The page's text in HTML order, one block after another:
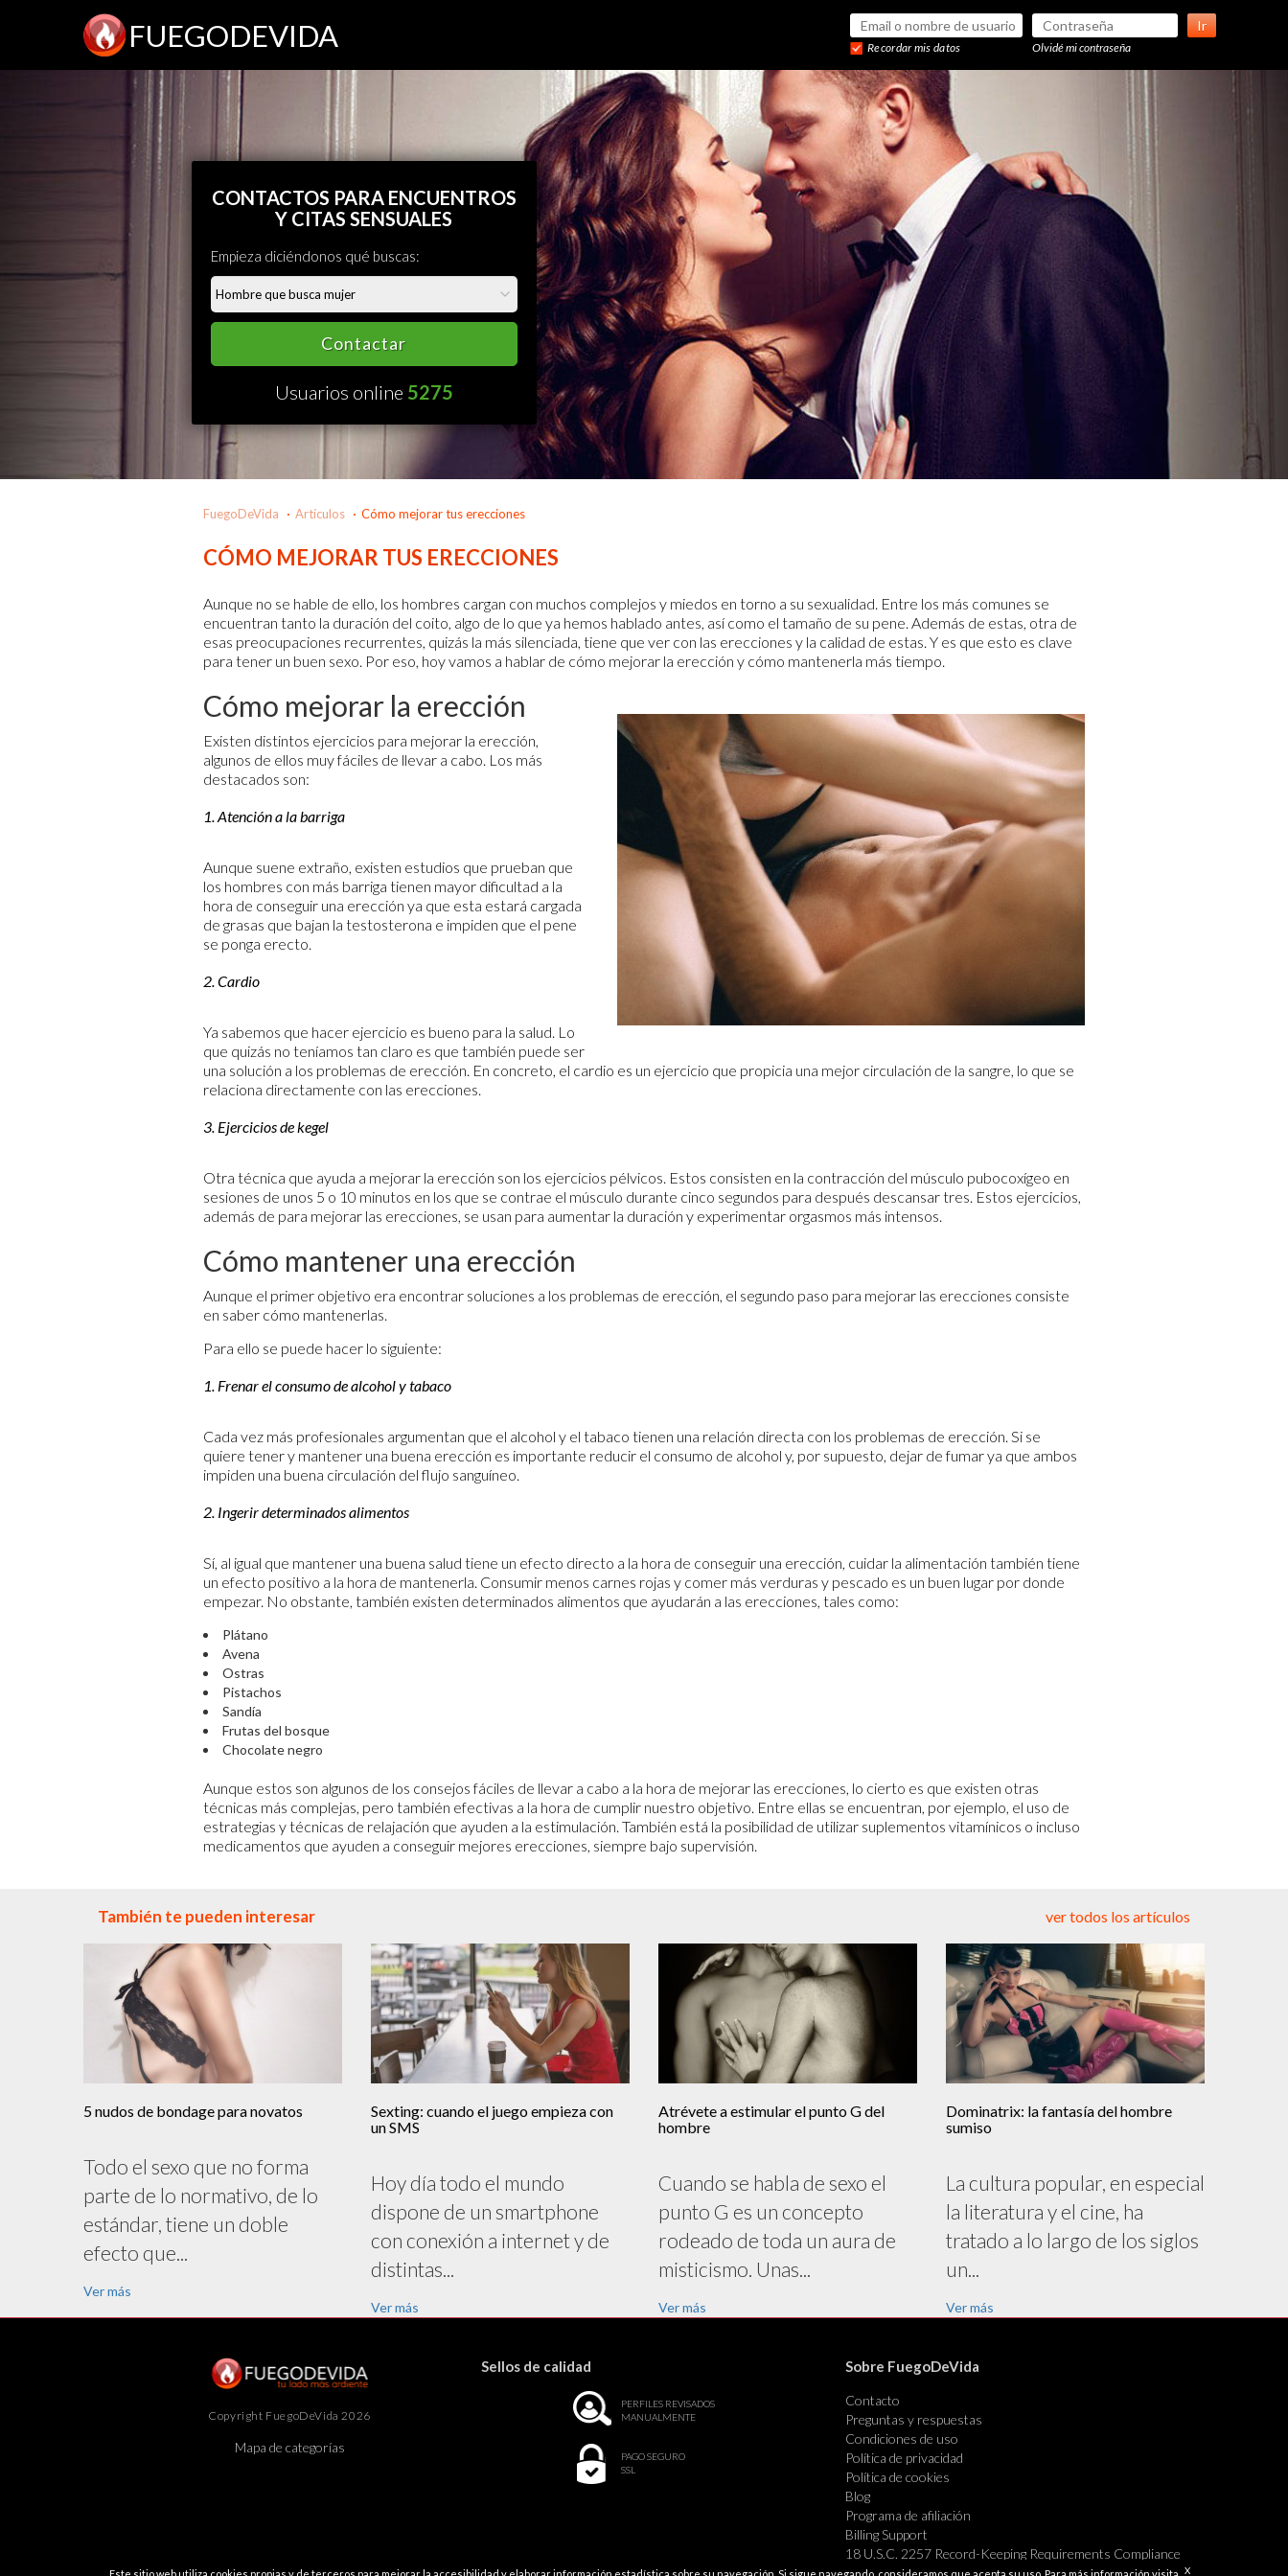
FUEGODEVIDA Ir
Recordar mis datos Olvidé mi contraseña
CONTACTOS PARA ENCUENTROS
Y CITAS SENSUALES
Empieza diciéndonos qué buscas:
Contactar
Usuarios online 5275
FuegoDeVida Artículos Cómo mejorar tus erecciones
CÓMO MEJORAR TUS ERECCIONES
Aunque no se hable de ello, los hombres cargan con muchos complejos y miedos en torno a su sexualidad. Entre los más comunes se
encuentran tanto la duración del coito, algo de lo que ya hemos hablado antes, así como el tamaño de su pene. Además de estas, otra de
esas preocupaciones recurrentes, quizás la más silenciada, tiene que ver con las erecciones y la calidad de estas. Y es que esto es clave
para tener un buen sexo. Por eso, hoy vamos a hablar de cómo mejorar la erección y cómo mantenerla más tiempo.
Cómo mejorar la erección
Existen distintos ejercicios para mejorar la erección,
algunos de ellos muy fáciles de llevar a cabo. Los más
destacados son:
1. Atención a la barriga
Aunque suene extraño, existen estudios que prueban que
los hombres con más barriga tienen mayor dificultad a la
hora de conseguir una erección ya que esta estará cargada
de grasas que bajan la testosterona e impiden que el pene
se ponga erecto.
2. Cardio
Ya sabemos que hacer ejercicio es bueno para la salud. Lo
que quizás no teníamos tan claro es que también puede ser
una solución a los problemas de erección. En concreto, el cardio es un ejercicio que propicia una mejor circulación de la sangre, lo que se
relaciona directamente con las erecciones.
3. Ejercicios de kegel
Otra técnica que ayuda a mejorar la erección son los ejercicios pélvicos. Estos consisten en la contracción del músculo pubocoxígeo en
sesiones de unos 5 o 10 minutos en los que se contrae el músculo durante cinco segundos para después descansar tres. Estos ejercicios,
además de para mejorar las erecciones, se usan para aumentar la duración y experimentar orgasmos más intensos.
Cómo mantener una erección
Aunque el primer objetivo era encontrar soluciones a los problemas de erección, el segundo paso para mejorar las erecciones consiste
en saber cómo mantenerlas.
Para ello se puede hacer lo siguiente:
1. Frenar el consumo de alcohol y tabaco
Cada vez más profesionales argumentan que el alcohol y el tabaco tienen una relación directa con los problemas de erección. Si se
quiere tener y mantener una buena erección es importante reducir el consumo de alcohol y, por supuesto, dejar de fumar ya que ambos
impiden una buena circulación del flujo sanguíneo.
2. Ingerir determinados alimentos
Sí, al igual que mantener una buena salud tiene un efecto directo a la hora de conseguir una erección, cuidar la alimentación también tiene
un efecto positivo a la hora de mantenerla. Consumir menos carnes rojas y comer más verduras y pescado es un buen lugar por donde
empezar. No obstante, también existen determinados alimentos que ayudarán a las erecciones, tales como:
Plátano
Avena
Ostras
Pistachos
Sandía
Frutas del bosque
Chocolate negro
Aunque estos son algunos de los consejos fáciles de llevar a cabo a la hora de mejorar las erecciones, lo cierto es que existen otras
técnicas más complejas, pero también efectivas a la hora de cumplir nuestro objetivo. Entre ellas se encuentran, por ejemplo, el uso de
estrategias y técnicas de relajación que ayuden a la estimulación. También está la posibilidad de utilizar suplementos vitamínicos o incluso
medicamentos que ayuden a conseguir mejores erecciones, siempre bajo supervisión.
También te pueden interesar ver todos los artículos
5 nudos de bondage para novatos
Todo el sexo que no forma
parte de lo normativo, de lo
estándar, tiene un doble
efecto que...
Ver más
Sexting: cuando el juego empieza con
un SMS
Hoy día todo el mundo
dispone de un smartphone
con conexión a internet y de
distintas...
Ver más
Atrévete a estimular el punto G del
hombre
Cuando se habla de sexo el
punto G es un concepto
rodeado de toda un aura de
misticismo. Unas...
Ver más
Dominatrix: la fantasía del hombre
sumiso
La cultura popular, en especial
la literatura y el cine, ha
tratado a lo largo de los siglos
un...
Ver más
Copyright FuegoDeVida 2026
Mapa de categorías
Sellos de calidad
PERFILES REVISADOS
MANUALMENTE
PAGO SEGURO
SSL
Sobre FuegoDeVida
Contacto
Preguntas y respuestas
Condiciones de uso
Política de privacidad
Política de cookies
Blog
Programa de afiliación
Billing Support
18 U.S.C. 2257 Record-Keeping Requirements Compliance
Statement Exempt
X